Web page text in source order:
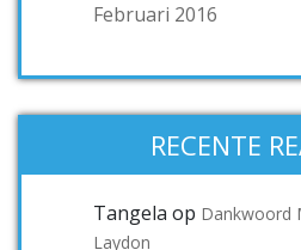
Februari 2016
RECENTE
Tangela op Dankwoord
Laydon